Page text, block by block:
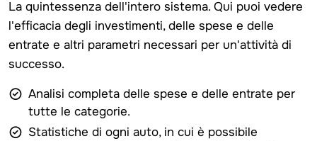
La quintessenza dell'intero sistema. Qui puoi vedere
l'efficacia degli investimenti, delle spese e delle
entrate e altri parametri necessari per un'attività di
successo.
Analisi completa delle spese e delle entrate per
tutte le categorie.
Statistiche di ogni auto, in cui è possibile